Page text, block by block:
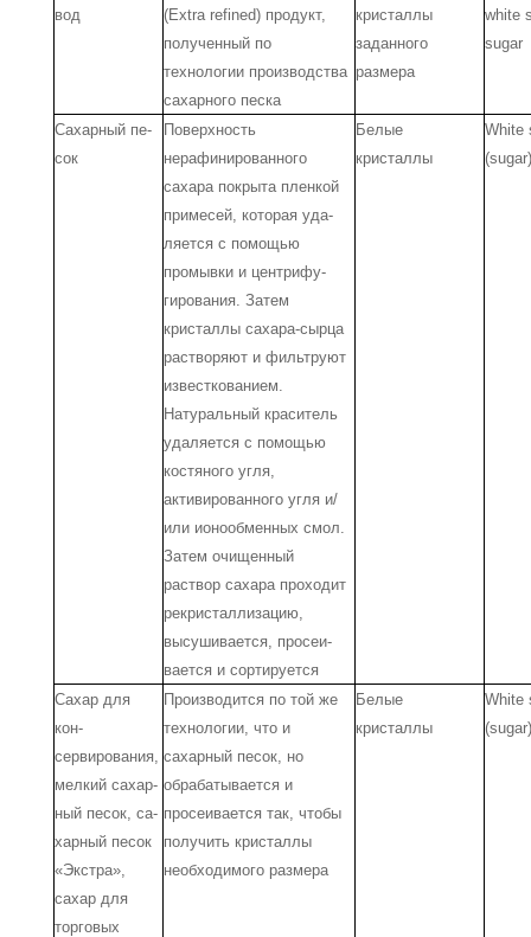
вод
(Extra refined) продукт,
полученный по
технологии производства
сахарного песка
кристаллы
заданного
размера
white
sugar
Сахарный пе­
сок
Поверхность
нерафинированного
сахара покрыта пленкой
примесей, которая уда­
ляется с помощью
промывки и центрифу­
гирования. Затем
кристаллы сахара-сыр­ца
растворяют и фильтруют
известкова­нием.
Натуральный краситель
удаляется с помощью
костяного угля,
активированно­го угля и/
или ионообменных смол.
Затем очищенный
раствор сахара проходит
ре­кристаллизацию,
высушивается, просеи­
вается и сортируется
Белые
кристаллы
White
Сахар для
кон­
сервирования,
мелкий сахар­
ный песок, са­
харный песок
«Экстра»,
сахар для
торговых
Производится по той же
технологии, что и
сахарный песок, но
обрабатывается и
просеивается так, чтобы
получить кри­сталлы
необходимого размера
Белые
кристаллы
White